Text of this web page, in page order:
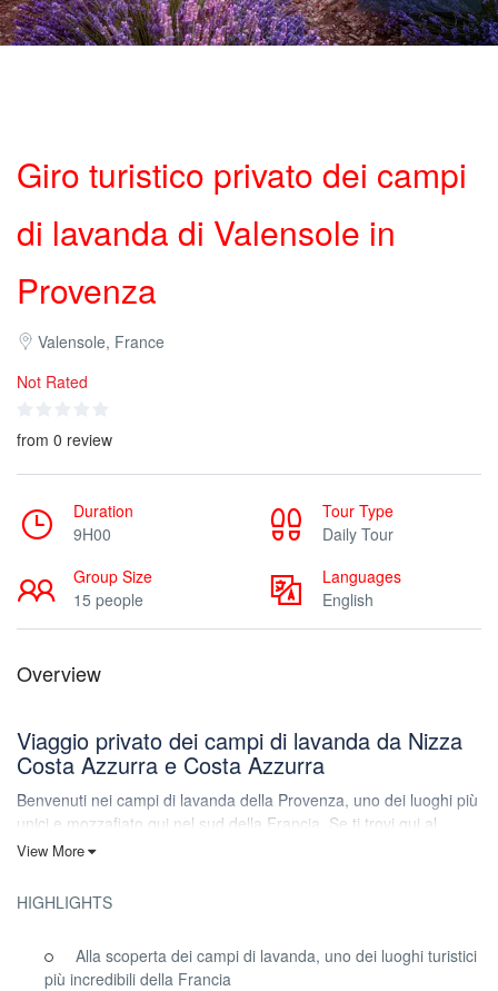
Giro turistico privato dei campi
di lavanda di Valensole in
Provenza
Valensole, France
Not Rated
from 0 review
Duration
9H00
Tour Type
Daily Tour
Group Size
15 people
Languages
English
Overview
Viaggio privato dei campi di lavanda da Nizza
Costa Azzurra e Costa Azzurra
Benvenuti nei campi di lavanda della Provenza, uno dei luoghi più
unici e mozzafiato qui nel sud della Francia. Se ti trovi qui al
momento giusto, allora questo è un must-see assoluto del tuo
alla ricerca di una foto indimenticabile. Scopriamo cosa rende
Visita una delle più straordinarie meraviglie naturali di tutta
Europa a Valensole e vivi la bellezza dei campi di lavanda in fiore
View More
HIGHLIGHTS
Alla scoperta dei campi di lavanda, uno dei luoghi turistici
più incredibili della Francia